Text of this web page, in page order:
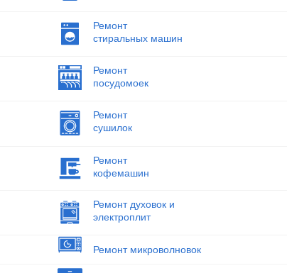
Ремонт
стиральных машин
Ремонт
посудомоек
Ремонт
сушилок
Ремонт
кофемашин
Ремонт духовок и
электроплит
Ремонт микроволновок